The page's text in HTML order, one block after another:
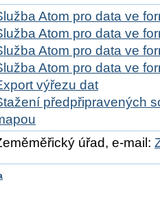
Atom pro data ve
Atom pro data ve
Atom pro data ve
Atom pro data ve
výřezu dat
předpřipravených
úřad, e-mail: